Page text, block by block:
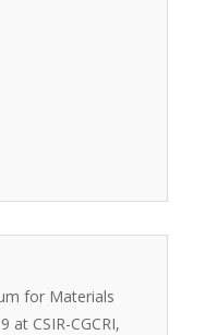
for Materials
at CSIR-CGCRI,